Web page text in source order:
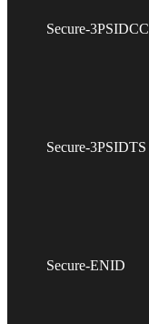
Secure-3PSIDCC
Secure-3PSIDTS
Secure-ENID